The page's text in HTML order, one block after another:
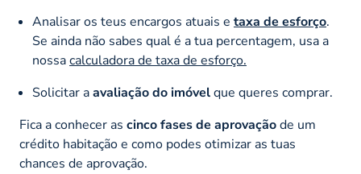
Analisar os teus encargos atuais e taxa de esforço.
Se ainda não sabes qual é a tua percentagem, usa a
nossacalculadora de taxa de esforço.
Solicitar aavaliação do imóvelque queres comprar.
Fica a conhecer as cinco fases de aprovaçãode um
crédito habitação e como podes otimizar as tuas
chances de aprovação.